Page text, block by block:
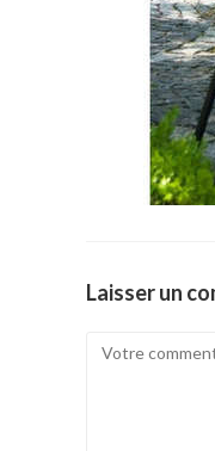
Laisser un
Comment